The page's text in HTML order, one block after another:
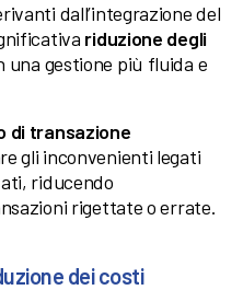
dall’integrazione del
riduzione degli
una gestione più fluida e
di transazione
gli inconvenienti legati
riducendo
rigettate o errate.
dei costi